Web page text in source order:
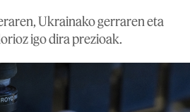
Ukrainako gerraren eta
igo dira prezioak.